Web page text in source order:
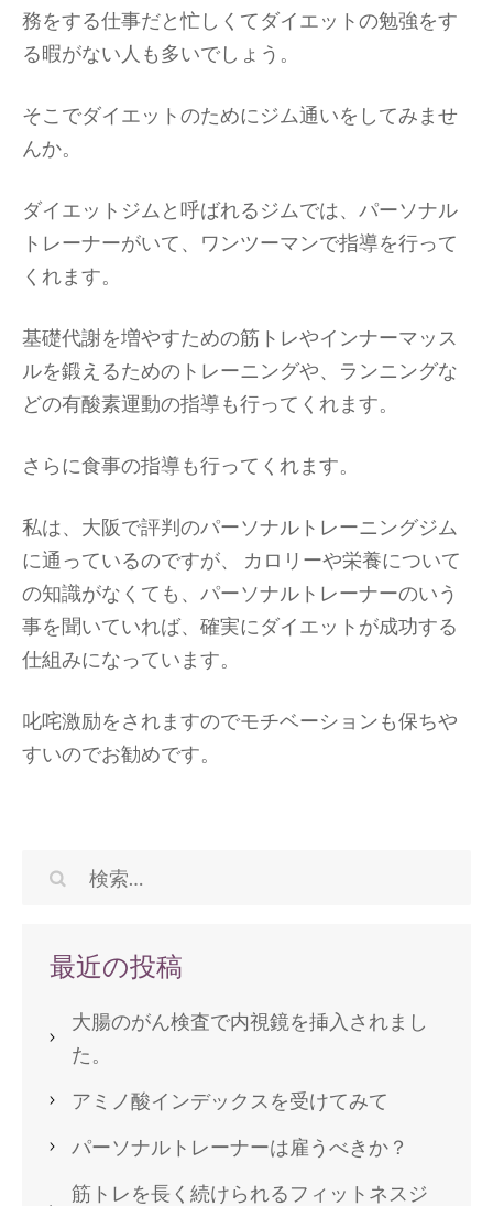
務をする仕事だと忙しくてダイエットの勉強をす
る暇がない人も多いでしょう。
そこでダイエットのためにジム通いをしてみませ
んか。
ダイエットジムと呼ばれるジムでは、パーソナル
トレーナーがいて、ワンツーマンで指導を行って
くれます。
基礎代謝を増やすための筋トレやインナーマッス
ルを鍛えるためのトレーニングや、ランニングな
どの有酸素運動の指導も行ってくれます。
さらに食事の指導も行ってくれます。
私は、大阪で評判のパーソナルトレーニングジム
に通っているのですが、 カロリーや栄養について
の知識がなくても、パーソナルトレーナーのいう
事を聞いていれば、確実にダイエットが成功する
仕組みになっています。
叱咤激励をされますのでモチベーションも保ちや
すいのでお勧めです。
検
最近の投稿
大腸のがん検査で内視鏡を挿入されまし
た。
アミノ酸インデックスを受けてみて
パーソナルトレーナーは雇うべきか？
筋トレを長く続けられるフィットネスジ